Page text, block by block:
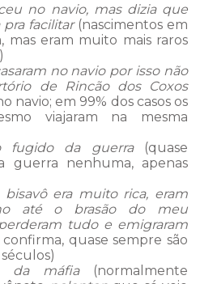
no navio, mas dizia que
facilitar(nascimentos em
mas eram muito mais raros
no navio por isso não
de Rincão dos Coxos
navio; em 99% dos casos os
viajaram na mesma
fugido da guerra(quase
guerra nenhuma, apenas
era muito rica, eram
até o brasão do meu
tudo e emigraram
confirma, quase sempre são
da máfia(normalmente